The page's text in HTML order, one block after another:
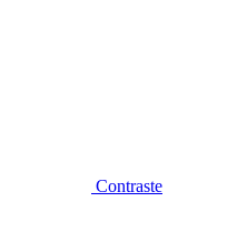
Contraste